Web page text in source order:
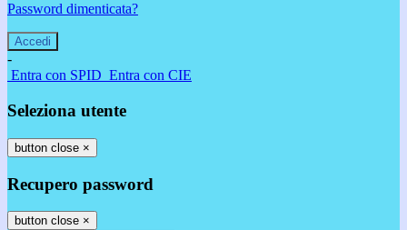
Password dimenticata?
-
Entra con SPID Entra con CIE
Seleziona utente
button close ×
Recupero password
button close ×